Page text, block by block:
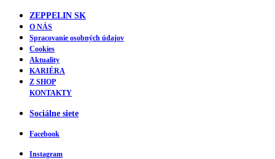
ZEPPELIN SK
O NÁS
Spracovanie osobných údajov
Cookies
Aktuality
KARIÉRA
Z SHOP
KONTAKTY
Sociálne siete
Facebook
Instagram